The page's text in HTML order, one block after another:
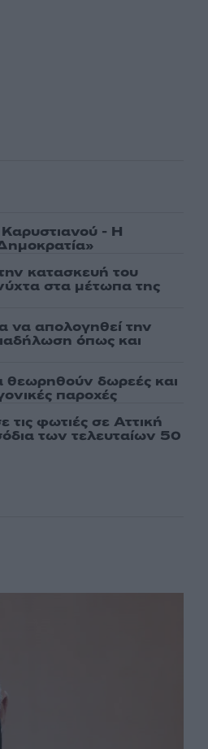
- Η
κατασκευή του
στα μέτωπα της
να απολογηθεί την
όπως και
δωρεές και
παροχές
φωτιές σε Αττική
των τελευταίων 50